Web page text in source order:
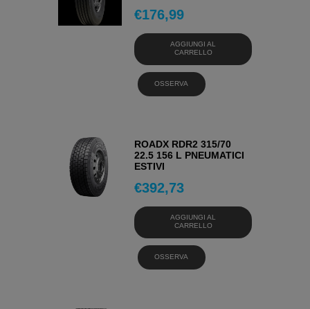
€176,99
AGGIUNGI AL
CARRELLO
OSSERVA
ROADX RDR2 315/70
22.5 156 L PNEUMATICI
ESTIVI
€392,73
AGGIUNGI AL
CARRELLO
OSSERVA